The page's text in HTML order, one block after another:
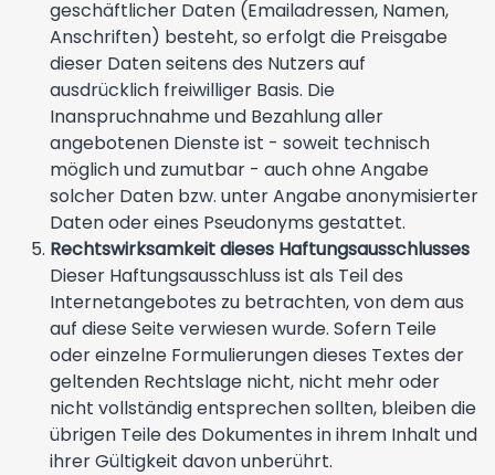
geschäftlicher Daten (Emailadressen, Namen,
Anschriften) besteht, so erfolgt die Preisgabe
dieser Daten seitens des Nutzers auf
ausdrücklich freiwilliger Basis. Die
Inanspruchnahme und Bezahlung aller
angebotenen Dienste ist - soweit technisch
möglich und zumutbar - auch ohne Angabe
solcher Daten bzw. unter Angabe anonymisierter
Daten oder eines Pseudonyms gestattet.
Rechtswirksamkeit dieses Haftungsausschlusses
Dieser Haftungsausschluss ist als Teil des
Internetangebotes zu betrachten, von dem aus
auf diese Seite verwiesen wurde. Sofern Teile
oder einzelne Formulierungen dieses Textes der
geltenden Rechtslage nicht, nicht mehr oder
nicht vollständig entsprechen sollten, bleiben die
übrigen Teile des Dokumentes in ihrem Inhalt und
ihrer Gültigkeit davon unberührt.